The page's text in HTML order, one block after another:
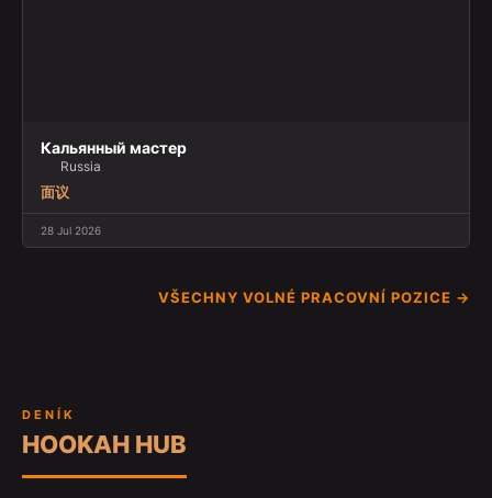
Кальянный мастер
Russia
面议
28 Jul 2026
VŠECHNY VOLNÉ PRACOVNÍ POZICE →
DENÍK
HOOKAH HUB